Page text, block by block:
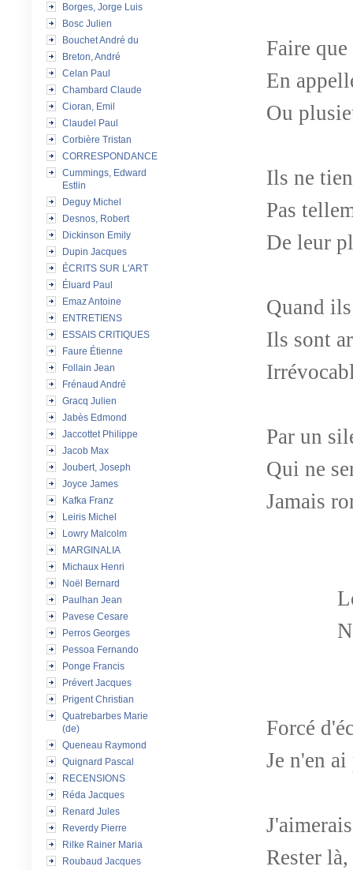
Borges, Jorge Luis
Bosc Julien
Bouchet André du
Breton, André
Celan Paul
Chambard Claude
Cioran, Emil
Claudel Paul
Corbière Tristan
CORRESPONDANCE
Cummings, Edward
Estlin
Deguy Michel
Desnos, Robert
Dickinson Emily
Dupin Jacques
ÉCRITS SUR L'ART
Éluard Paul
Emaz Antoine
ENTRETIENS
ESSAIS CRITIQUES
Faure Étienne
Follain Jean
Frénaud André
Gracq Julien
Jabès Edmond
Jaccottet Philippe
Jacob Max
Joubert, Joseph
Joyce James
Kafka Franz
Leiris Michel
Lowry Malcolm
MARGINALIA
Michaux Henri
Noël Bernard
Paulhan Jean
Pavese Cesare
Perros Georges
Pessoa Fernando
Ponge Francis
Prévert Jacques
Prigent Christian
Quatrebarbes Marie
(de)
Queneau Raymond
Quignard Pascal
RECENSIONS
Réda Jacques
Renard Jules
Reverdy Pierre
Rilke Rainer Maria
Roubaud Jacques
Faire que
En
Ou
Ils ne
Pas
De leur
Quand
Ils sont
Par un
Qui ne
Jamais
Forcé
Je n'en
J'aimerais
Rester